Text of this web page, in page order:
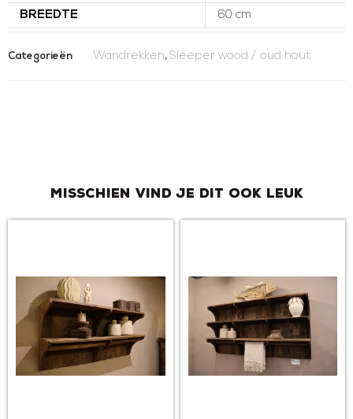
BREEDTE 60 cm
Categorieën Wandrekken, Sleeper wood / oud hout
Misschien vind je dit ook leuk